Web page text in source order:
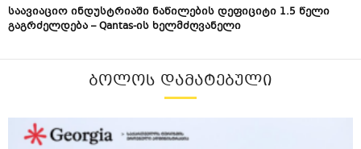
საავიაციო ინდუსტრიაში ნაწილების დეფიციტი 1.5 წელი
გაგრძელდება – Qantas-ის ხელმძღვანელი
ᲑᲝᲚᲝᲡ ᲓᲐᲛᲐᲢᲔᲑᲣᲚᲘ